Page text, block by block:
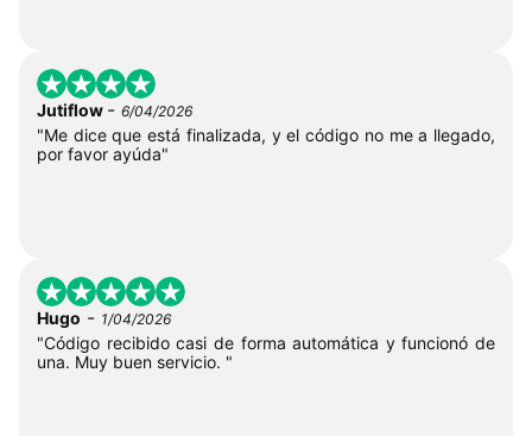
Jutiflow - 6/04/2026
"Me dice que está finalizada, y el código no me a llegado,
por favor ayúda"
Hugo - 1/04/2026
"Código recibido casi de forma automática y funcionó de
una. Muy buen servicio. "